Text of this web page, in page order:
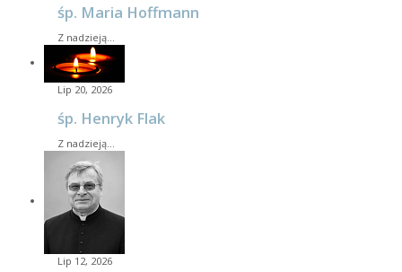
śp. Maria Hoffmann
Z nadzieją…
Lip 20, 2026
śp. Henryk Flak
Z nadzieją…
Lip 12, 2026